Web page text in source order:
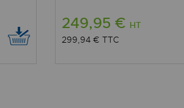
249,95 € HT
299,94 € TTC